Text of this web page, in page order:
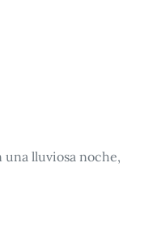
una lluviosa noche,